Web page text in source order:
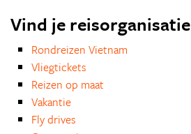
Vind je reisorganisatie
Rondreizen Vietnam
Vliegtickets
Reizen op maat
Vakantie
Fly drives